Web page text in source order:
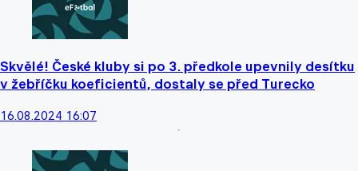
Skvělé! České kluby si po 3. předkole upevnily desítku
v žebříčku koeficientů, dostaly se před Turecko
16.08.2024 16:07